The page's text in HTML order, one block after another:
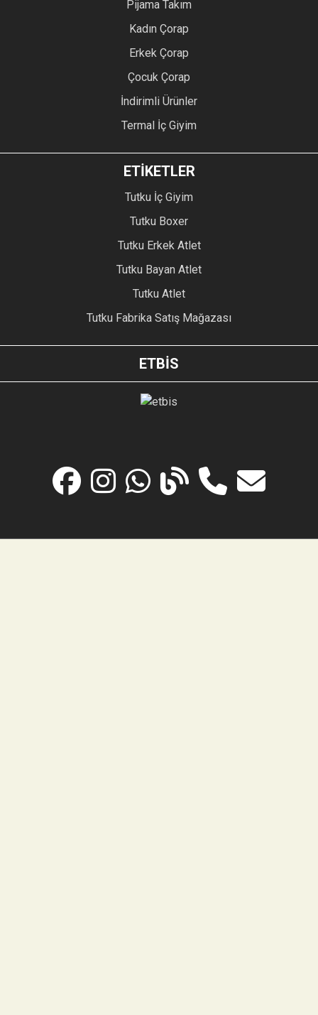
Pijama Takım
Kadın Çorap
Erkek Çorap
Çocuk Çorap
İndirimli Ürünler
Termal İç Giyim
ETİKETLER
Tutku İç Giyim
Tutku Boxer
Tutku Erkek Atlet
Tutku Bayan Atlet
Tutku Atlet
Tutku Fabrika Satış Mağazası
ETBİS